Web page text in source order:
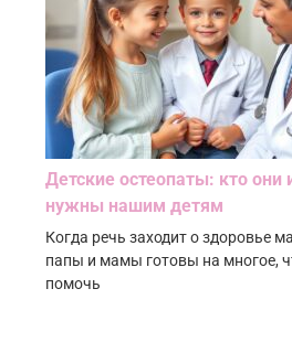
Детские остеопаты: кто они
нужны нашим детям
Когда речь заходит о здоровье
папы и мамы готовы на многое,
помочь